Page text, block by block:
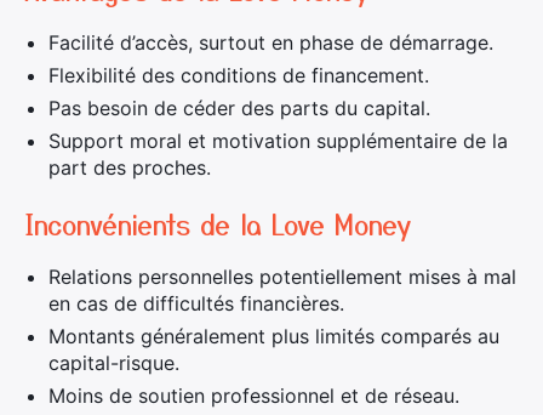
Facilité d’accès, surtout en phase de démarrage.
Flexibilité des conditions de financement.
Pas besoin de céder des parts du capital.
Support moral et motivation supplémentaire de la
part des proches.
Inconvénients de la Love Money
Relations personnelles potentiellement mises à mal
en cas de difficultés financières.
Montants généralement plus limités comparés au
capital-risque.
Moins de soutien professionnel et de réseau.